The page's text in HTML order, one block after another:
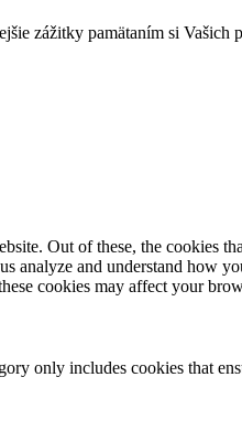
zážitky pamätaním si
Out of these, the cookies
analyze and understand how
cookies may affect your
only includes cookies that